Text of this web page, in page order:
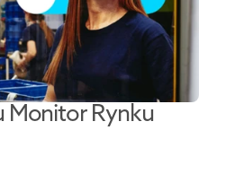
Monitor Rynku